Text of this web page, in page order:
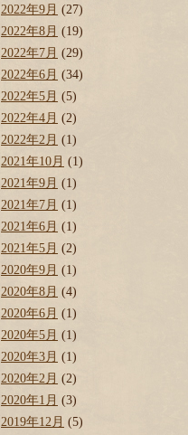
2022年9月 (27)
2022年8月 (19)
2022年7月 (29)
2022年6月 (34)
2022年5月 (5)
2022年4月 (2)
2022年2月 (1)
2021年10月 (1)
2021年9月 (1)
2021年7月 (1)
2021年6月 (1)
2021年5月 (2)
2020年9月 (1)
2020年8月 (4)
2020年6月 (1)
2020年5月 (1)
2020年3月 (1)
2020年2月 (2)
2020年1月 (3)
2019年12月 (5)